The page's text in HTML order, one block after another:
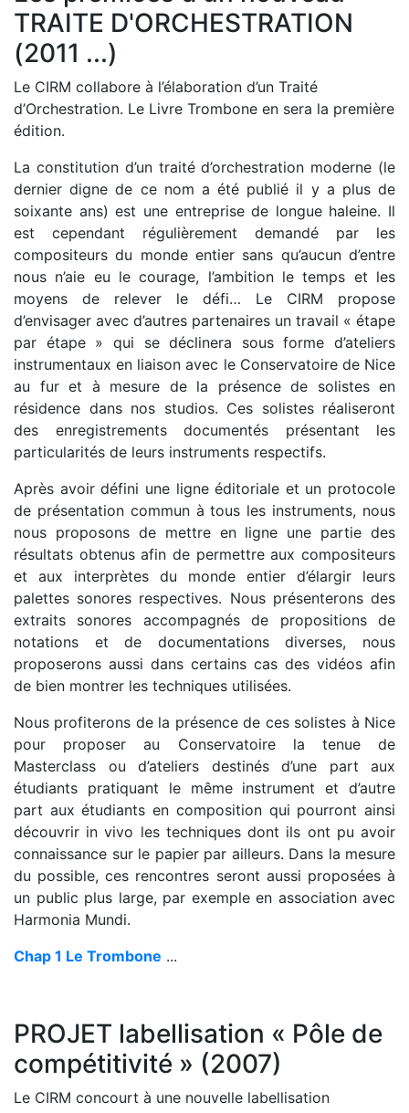
TRAITE D'ORCHESTRATION
(2011 ...)
Le CIRM collabore à l’élaboration d’un Traité
d’Orchestration. Le Livre Trombone en sera la première
édition.
La constitution d’un traité d’orchestration moderne (le
dernier digne de ce nom a été publié il y a plus de
soixante ans) est une entreprise de longue haleine. Il
est cependant régulièrement demandé par les
compositeurs du monde entier sans qu’aucun d’entre
nous n’aie eu le courage, l’ambition le temps et les
moyens de relever le défi… Le CIRM propose
d’envisager avec d’autres partenaires un travail « étape
par étape » qui se déclinera sous forme d’ateliers
instrumentaux en liaison avec le Conservatoire de Nice
au fur et à mesure de la présence de solistes en
résidence dans nos studios. Ces solistes réaliseront
des enregistrements documentés présentant les
particularités de leurs instruments respectifs.
Après avoir défini une ligne éditoriale et un protocole
de présentation commun à tous les instruments, nous
nous proposons de mettre en ligne une partie des
résultats obtenus afin de permettre aux compositeurs
et aux interprètes du monde entier d’élargir leurs
palettes sonores respectives. Nous présenterons des
extraits sonores accompagnés de propositions de
notations et de documentations diverses, nous
proposerons aussi dans certains cas des vidéos afin
de bien montrer les techniques utilisées.
Nous profiterons de la présence de ces solistes à Nice
pour proposer au Conservatoire la tenue de
Masterclass ou d’ateliers destinés d’une part aux
étudiants pratiquant le même instrument et d’autre
part aux étudiants en composition qui pourront ainsi
découvrir in vivo les techniques dont ils ont pu avoir
connaissance sur le papier par ailleurs. Dans la mesure
du possible, ces rencontres seront aussi proposées à
un public plus large, par exemple en association avec
Harmonia Mundi.
Chap 1 Le Trombone ...
PROJET labellisation « Pôle de
compétitivité » (2007)
Le CIRM concourt à une nouvelle labellisation